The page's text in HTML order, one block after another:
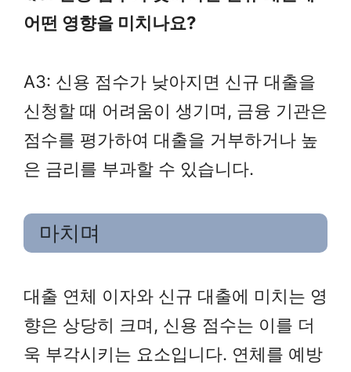
어떤 영향을 미치나요?
A3: 신용 점수가 낮아지면 신규 대출을
신청할 때 어려움이 생기며, 금융 기관은
점수를 평가하여 대출을 거부하거나 높
은 금리를 부과할 수 있습니다.
마치며
대출 연체 이자와 신규 대출에 미치는 영
향은 상당히 크며, 신용 점수는 이를 더
욱 부각시키는 요소입니다. 연체를 예방